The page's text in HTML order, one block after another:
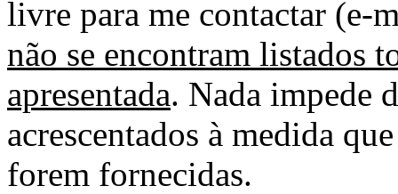
livre para me contactar (e-
não se encontram listados
apresentada. Nada impede
acrescentados à medida
forem fornecidas.